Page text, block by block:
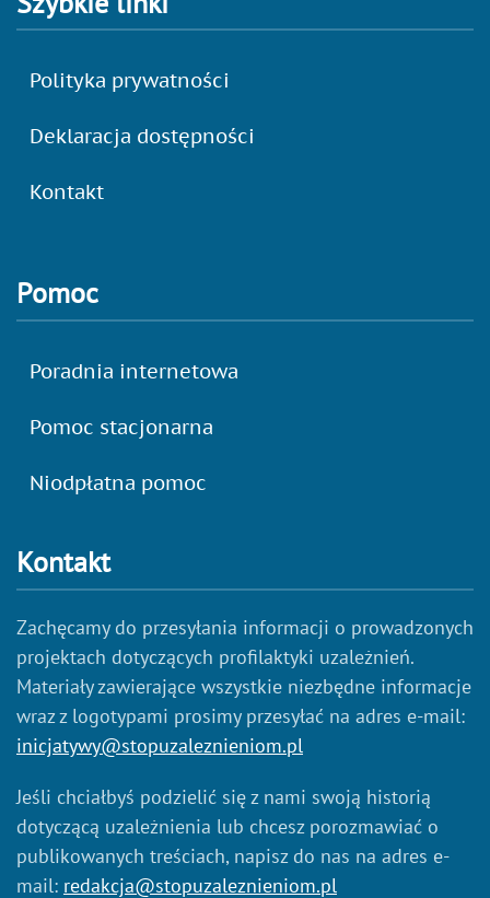
Polityka prywatności
Deklaracja dostępności
Kontakt
Pomoc
Poradnia internetowa
Pomoc stacjonarna
Niodpłatna pomoc
Kontakt
Zachęcamy do przesyłania informacji o prowadzonych
projektach dotyczących profilaktyki uzależnień.
Materiały zawierające wszystkie niezbędne informacje
wraz z logotypami prosimy przesyłać na adres e-mail:
inicjatywy@stopuzaleznieniom.pl
Jeśli chciałbyś podzielić się z nami swoją historią
dotyczącą uzależnienia lub chcesz porozmawiać o
publikowanych treściach, napisz do nas na adres e-
mail: redakcja@stopuzaleznieniom.pl